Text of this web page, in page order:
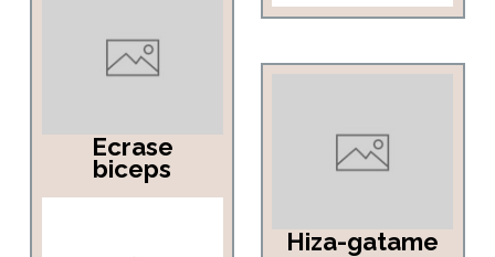
Ecrase
biceps
Hiza-gatame